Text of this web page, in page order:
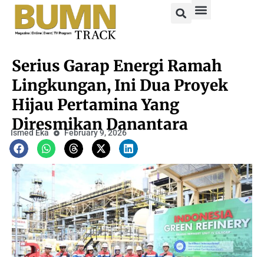
Serius Garap Energi Ramah
Lingkungan, Ini Dua Proyek
Hijau Pertamina Yang
Diresmikan Danantara
Ismed Eka February 9, 2026